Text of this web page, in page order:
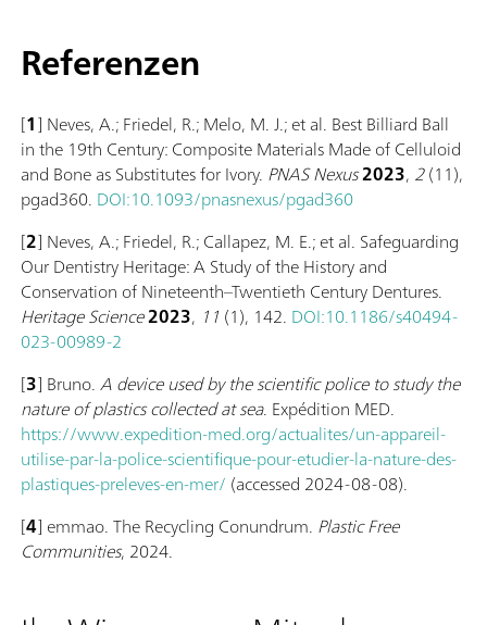
Referenzen
[1] Neves, A.; Friedel, R.; Melo, M. J.; et al. Best Billiard Ball
in the 19th Century: Composite Materials Made of Celluloid
and Bone as Substitutes for Ivory. PNAS Nexus2023, 2(11),
pgad360. DOI:10.1093/pnasnexus/pgad360
[2] Neves, A.; Friedel, R.; Callapez, M. E.; et al. Safeguarding
Our Dentistry Heritage: A Study of the History and
Conservation of Nineteenth–Twentieth Century Dentures.
Heritage Science2023, 11 (1), 142. DOI:10.1186/s40494-
023-00989-2
[3] Bruno.A device used by the scientific police to study the
nature of plastics collected at sea. Expédition MED.
https://www.expedition-med.org/actualites/un-appareil-
utilise-par-la-police-scientifique-pour-etudier-la-nature-des-
plastiques-preleves-en-mer/ (accessed 2024-08-08).
[4] emmao. The Recycling Conundrum. Plastic Free
Communities, 2024.